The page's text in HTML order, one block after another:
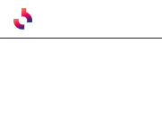
Aller au contenu principal